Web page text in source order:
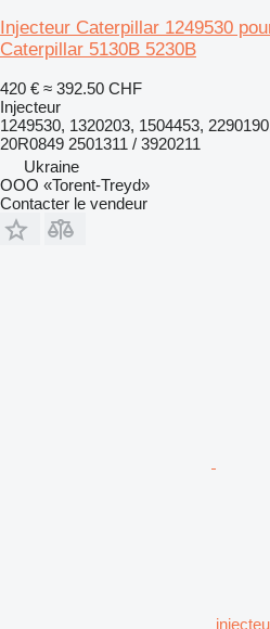
Injecteur Caterpillar 1249530
Caterpillar 5130B 5230B
420 € ≈ 392.50 CHF
Injecteur
1249530, 1320203, 1504453,
20R0849 2501311 / 3920211
Ukraine
OOO «Torent-Treyd»
Contacter le vendeur